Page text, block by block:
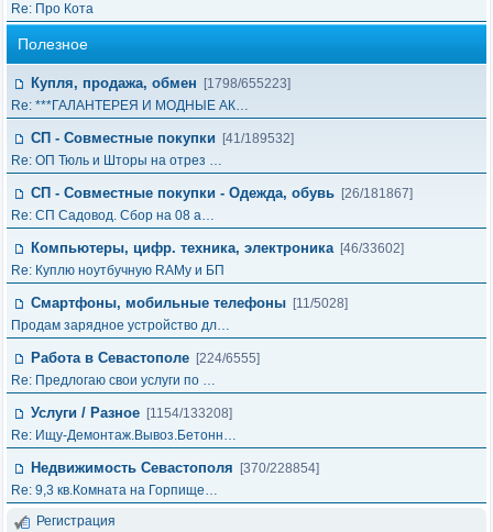
Re: Про Кота
Полезное
Купля, продажа, обмен
[1798/655223]
Re: ***ГАЛАНТЕРЕЯ И МОДНЫЕ АК…
СП - Совместные покупки
[41/189532]
Re: ОП Тюль и Шторы на отрез …
СП - Совместные покупки - Одежда, обувь [26/181867]
Re: СП Садовод. Сбор на 08 а…
Компьютеры, цифр. техника, электроника [46/33602]
Re: Куплю ноутбучную RAMу и БП
Смартфоны, мобильные телефоны [11/5028]
Продам зарядное устройство дл…
Работа в Севастополе [224/6555]
Re: Предлогаю свои услуги по …
Услуги / Разное [1154/133208]
Re: Ищу-Демонтаж.Вывоз.Бетонн…
Недвижимость Севастополя
[370/228854]
Re: 9,3 кв.Комната на Горпище…
Регистрация